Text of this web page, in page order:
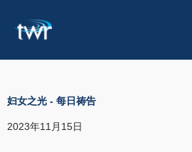
妇女之光 - 每日祷告
2023年11月15日